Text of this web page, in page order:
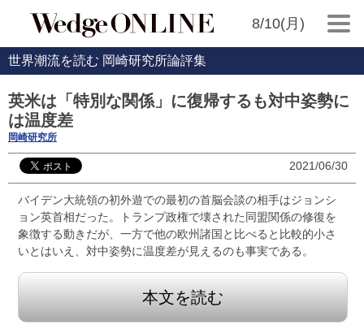
8/10(月)
世界潮流を読む 岡崎研究所論評集
英米は「特別な関係」に復帰するも対中姿勢に
は温度差
岡崎研究所
2021/06/30
バイデン大統領の初外遊での最初の首脳会談の相手はジョンシ
ョン英首相だった。トランプ政権で壊された同盟関係の修復を
象徴する動きだが、一方で他の欧州諸国と比べると比較的小さ
いとはいえ、対中姿勢に温度差が見えるのも事実である。
本文を読む